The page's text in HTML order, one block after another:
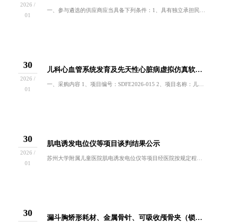
2026 /
01
一、参与遴选的供应商应当具备下列条件：1、具有独立承担民事责任的能力；2、具有良好的商业信誉和健全的财务会计制度；3、具有履行合同所必需的设...
30
2026 /
01
儿科心血管系统发育及先天性心脏病虚拟仿真软件谈判采购公告（第二次）
一、采购内容 1、项目编号：SDFE2026-015 2、项目名称：儿科心血管系统发育及先天性心脏病虚拟仿真软件 3、项目数量：1套 4、项...
30
2026 /
01
肌电诱发电位仪等项目谈判结果公示
苏州大学附属儿童医院肌电诱发电位仪等项目经医院按规定程序进行谈判，现就本次谈判结果公布如下：项目名称成交单位肌电诱发电位仪武汉鼎新惠康科技发...
30 漏斗胸矫形耗材、金属骨针、可吸收颅骨夹（锁）、颅骨板钉固定系统遴选公告